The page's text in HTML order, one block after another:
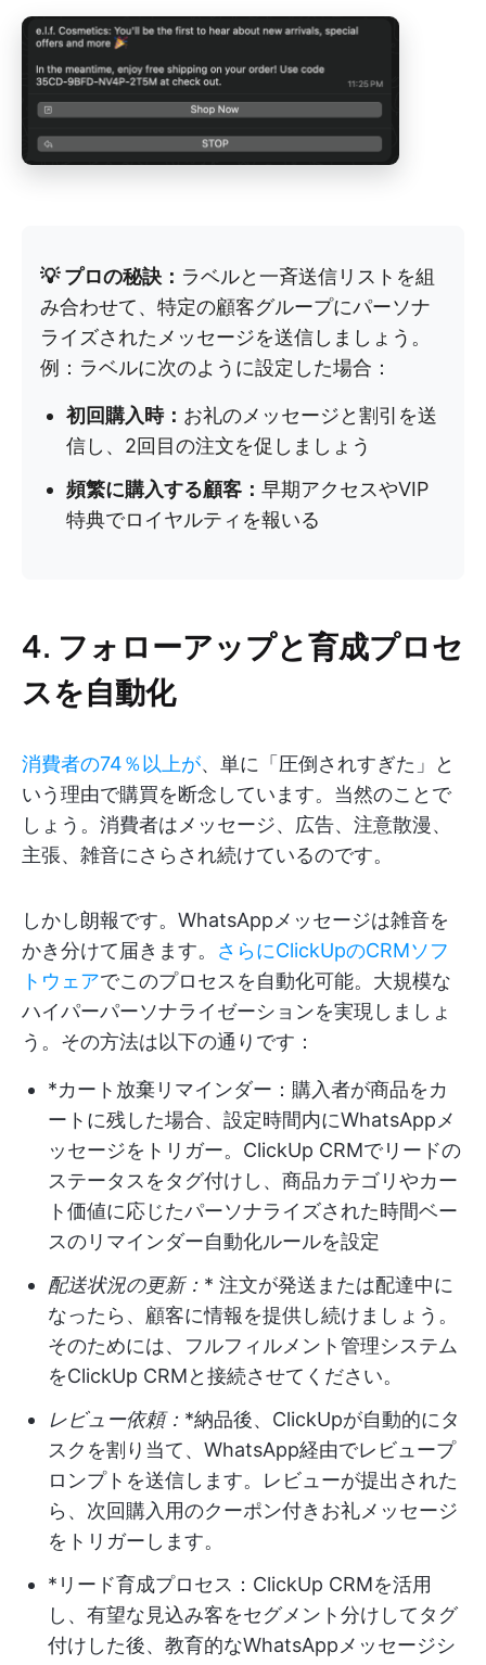
💡 プロの秘訣： ラベルと一斉送信リストを組
み合わせて、特定の顧客グループにパーソナ
ライズされたメッセージを送信しましょう。
例：ラベルに次のように設定した場合：
初回購入時： お礼のメッセージと割引を送
信し、2回目の注文を促しましょう
頻繁に購入する顧客： 早期アクセスやVIP
特典でロイヤルティを報いる
4. フォローアップと育成プロセ
スを自動化
消費者の74％以上が、単に「圧倒されすぎた」と
いう理由で購買を断念しています。当然のことで
しょう。消費者はメッセージ、広告、注意散漫、
主張、雑音にさらされ続けているのです。
しかし朗報です。WhatsAppメッセージは雑音を
かき分けて届きます。 さらにClickUpのCRMソフ
トウェアでこのプロセスを自動化可能。大規模な
ハイパーパーソナライゼーションを実現しましょ
う。その方法は以下の通りです：
*カート放棄リマインダー：購入者が商品をカ
ートに残した場合、設定時間内にWhatsAppメ
ッセージをトリガー。ClickUp CRMでリードの
ステータスをタグ付けし、商品カテゴリやカー
ト価値に応じたパーソナライズされた時間ベー
スのリマインダー自動化ルールを設定
配送状況の更新： * 注文が発送または配達中に
なったら、顧客に情報を提供し続けましょう。
そのためには、フルフィルメント管理システム
をClickUp CRMと接続させてください。
レビュー依頼： *納品後、ClickUpが自動的にタ
スクを割り当て、WhatsApp経由でレビュープ
ロンプトを送信します。レビューが提出された
ら、次回購入用のクーポン付きお礼メッセージ
をトリガーします。
*リード育成プロセス：ClickUp CRMを活用
し、有望な見込み客をセグメント分けしてタグ
付けした後、教育的なWhatsAppメッセージシ